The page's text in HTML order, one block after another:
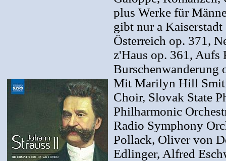
plus Werke für
gibt nur a
Österreich op. 371,
z'Haus op. 361,
Burschenwanderung
Mit Marilyn Hill
Choir, Slovak State
Philharmonic
Radio Symphony
Pollack, Oliver von
Edlinger, Alfred